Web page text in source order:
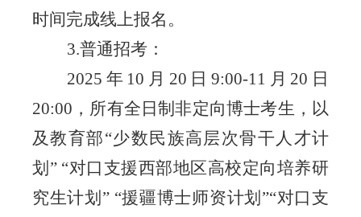
时间完成线上报名。
3.普通招考 ：
2025年 10月 20 日9:00-11月 20 日
20:00，所有全日制非定向博士考生，以
及教育部“少数民族高层次骨干人才计
划 ” “对口支援西部地区高校定向培养研
究生计划 ” “援疆博士师资计划 ”“对口支